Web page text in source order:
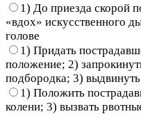
1) До приезда скорой
«вдох» искусственного
голове
1) Придать
положение; 2)
подбородка; 3)
1) Положить
колени; 3) вызвать